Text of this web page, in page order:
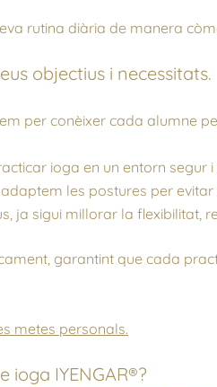
rutina diària de manera
objectius i necessitats.
per conèixer cada alumne
ioga en un entorn segur
les postures per
ja sigui millorar la flexibilitat,
garantint que cada
metes personals.
ioga IYENGAR®?